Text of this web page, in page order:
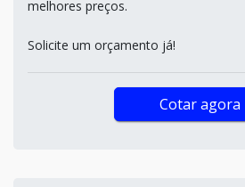
melhores preços.
Solicite um orçamento já!
Cotar agora